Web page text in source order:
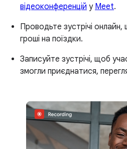
відеоконференцій у Meet.
Проводьте зустрічі
гроші на поїздки.
Записуйте зустрічі, щоб
змогли приєднатися,